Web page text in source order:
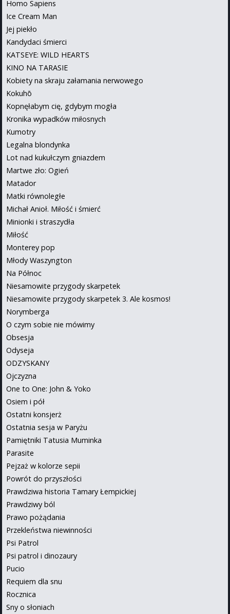
Homo Sapiens
Ice Cream Man
Jej piekło
Kandydaci śmierci
KATSEYE: WILD HEARTS
KINO NA TARASIE
Kobiety na skraju załamania nerwowego
Kokuhō
Kopnęłabym cię, gdybym mogła
Kronika wypadków miłosnych
Kumotry
Legalna blondynka
Lot nad kukułczym gniazdem
Martwe zło: Ogień
Matador
Matki równoległe
Michał Anioł. Miłość i śmierć
Minionki i straszydła
Miłość
Monterey pop
Młody Waszyngton
Na Północ
Niesamowite przygody skarpetek
Niesamowite przygody skarpetek 3. Ale kosmos!
Norymberga
O czym sobie nie mówimy
Obsesja
Odyseja
ODZYSKANY
Ojczyzna
One to One: John & Yoko
Osiem i pół
Ostatni konsjerż
Ostatnia sesja w Paryżu
Pamiętniki Tatusia Muminka
Parasite
Pejzaż w kolorze sepii
Powrót do przyszłości
Prawdziwa historia Tamary Łempickiej
Prawdziwy ból
Prawo pożądania
Przekleństwa niewinności
Psi Patrol
Psi patrol i dinozaury
Pucio
Requiem dla snu
Rocznica
Sny o słoniach